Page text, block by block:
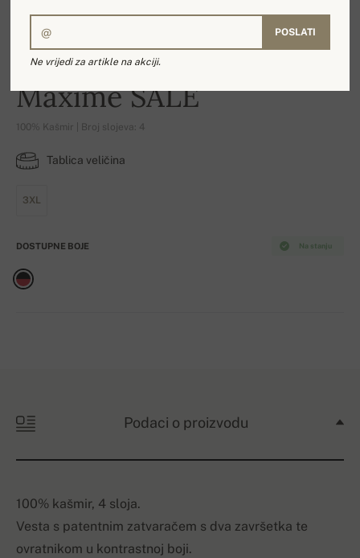
-16%
Maxime SALE
100% Kašmir | Broj slojeva: 4
Tablica veličina
3XL
Na stanju
DOSTUPNE BOJE
Podaci o proizvodu
100% kašmir, 4 sloja.
Vesta s patentnim zatvaračem s dva završetka te
ovratnikom u kontrastnoj boji.
POSLATI
Ne vrijedi za artikle na akciji.